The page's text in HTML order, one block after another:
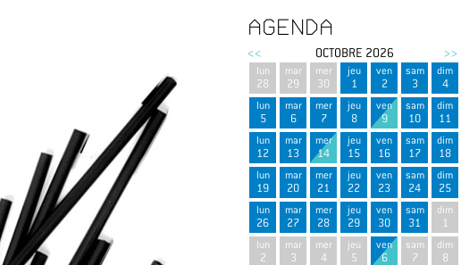
AGENDA
<< OCTOBRE 2026 >>
lun
28
mar
29
mer
30
jeu
1
ven
2
sam
3
dim
4
lun
5
mar
6
mer
7
jeu
8
ven
9
sam
10
dim
11
lun
12
mar
13
mer
14
jeu
15
ven
16
sam
17
dim
18
lun
19
mar
20
mer
21
jeu
22
ven
23
sam
24
dim
25
lun
26
mar
27
mer
28
jeu
29
ven
30
sam
31
dim
1
lun
2
mar
3
mer
4
jeu
5
ven
6
sam
7
dim
8